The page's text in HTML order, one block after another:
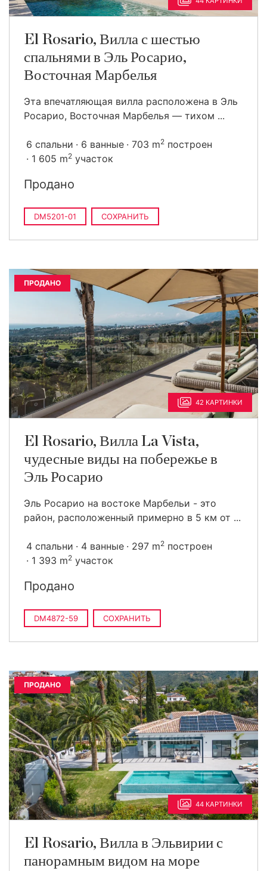
El Rosario, Вилла с шестью
спальнями в Эль Росарио,
Восточная Марбелья
Эта впечатляющая вилла расположена в Эль
Росарио, Восточная Марбелья — тихом ...
6 спальни 6 ванные 703 m2 построен
1 605 m2 участок
Продано
DM5201-01 СОХРАНИТЬ
ПРОДАНО
42 КАРТИНКИ
El Rosario, Вилла La Vista,
чудесные виды на побережье в
Эль Росарио
Эль Росарио на востоке Марбельи - это
район, расположенный примерно в 5 км от ...
4 спальни 4 ванные 297 m2 построен
1 393 m2 участок
Продано
DM4872-59 СОХРАНИТЬ
ПРОДАНО
44 КАРТИНКИ
El Rosario, Вилла в Эльвирии с
панорамным видом на море